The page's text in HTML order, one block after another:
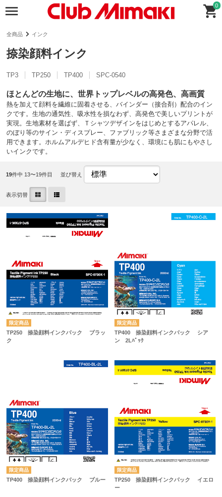
0
全商品 インク
捺染顔料インク
TP3 TP250 TP400 SPC-0540
ほとんどの生地に、世界トップレベルの高発色、高画質
熱を加えて顔料を繊維に固着させる、バインダー（接合剤）配合のイン
クです。生地の通気性、吸水性を損なわず、高発色で美しいプリントが
実現。生地素材を選ばず、Ｔシャツデザインをはじめとするアパレル、
のぼり等のサイン・ディスプレー、ファブリック等さまざまな分野で活
用できます。ホルムアルデヒド含有量が少なく、環境にも肌にもやさし
いインクです。
19件中 13〜19件目 並び替え
表示切替
TP250 捺染顔料インクパック ブラッ
ク
TP400 捺染顔料インクパック シア
ン 2Lﾊﾟｯｸ
TP400 捺染顔料インクパック ブルー
TP250 捺染顔料インクパック イエロ
ー